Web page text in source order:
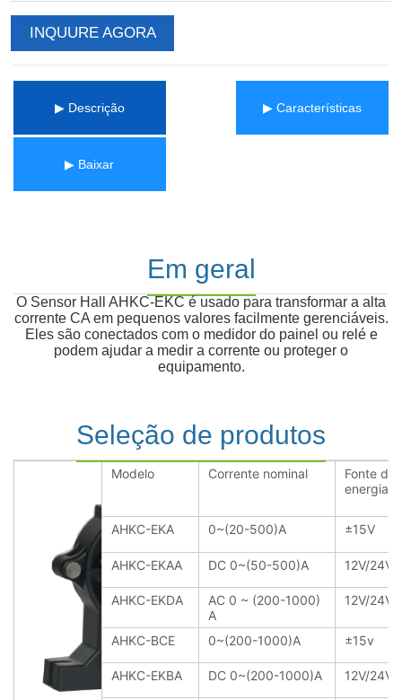
INQUURE AGORA
▶ Descrição ▶ Características
▶ Baixar